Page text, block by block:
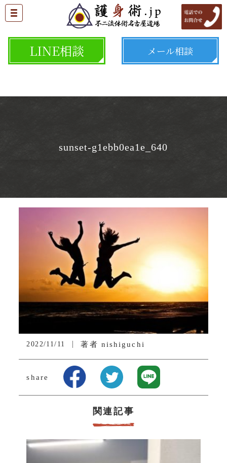
LINE相談 メール相談
sunset-g1ebb0ea1e_640
2022/11/11 著者 nishiguchi
share
関連記事